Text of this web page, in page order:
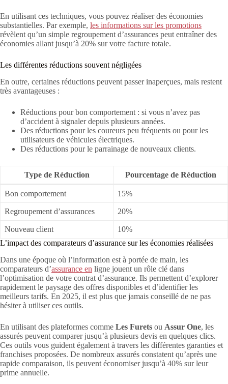
En utilisant ces techniques, vous pouvez réaliser des économies
substantielles. Par exemple, les informations sur les promotions
révèlent qu’un simple regroupement d’assurances peut entraîner des
économies allant jusqu’à 20% sur votre facture totale.
Les différentes réductions souvent négligées
En outre, certaines réductions peuvent passer inaperçues, mais restent
très avantageuses :
Réductions pour bon comportement : si vous n’avez pas
d’accident à signaler depuis plusieurs années.
Des réductions pour les coureurs peu fréquents ou pour les
utilisateurs de véhicules électriques.
Des réductions pour le parrainage de nouveaux clients.
Type de Réduction Pourcentage de Réduction
Bon comportement 15%
Regroupement d’assurances 20%
Nouveau client
10%
L’impact des comparateurs d’assurance sur les économies réalisées
Dans une époque où l’information est à portée de main, les
comparateurs d’assurance en ligne jouent un rôle clé dans
l’optimisation de votre contrat d’assurance. Ils permettent d’explorer
rapidement le paysage des offres disponibles et d’identifier les
meilleurs tarifs. En 2025, il est plus que jamais conseillé de ne pas
hésiter à utiliser ces outils.
En utilisant des plateformes comme Les Furets ou Assur One, les
assurés peuvent comparer jusqu’à plusieurs devis en quelques clics.
Ces outils vous guident également à travers les différentes garanties et
franchises proposées. De nombreux assurés constatent qu’après une
rapide comparaison, ils peuvent économiser jusqu’à 40% sur leur
prime annuelle.